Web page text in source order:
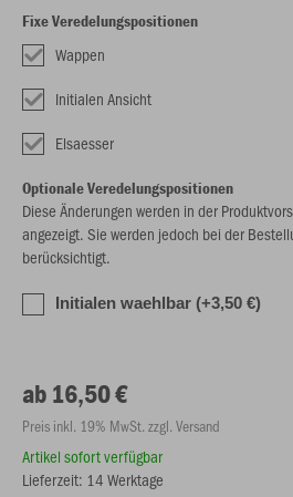
Fixe Veredelungspositionen
Wappen
Initialen Ansicht
Elsaesser
Optionale Veredelungspositionen
Diese Änderungen werden in der
angezeigt. Sie werden jedoch bei der
berücksichtigt.
Initialen waehlbar (+3,50 €)
ab 16,50 €
Preis inkl. 19% MwSt. zzgl. Versand
Artikel sofort verfügbar
Lieferzeit: 14 Werktage